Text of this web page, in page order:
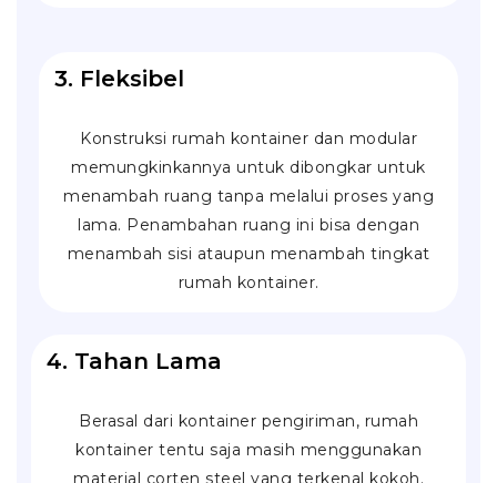
3. Fleksibel
Konstruksi rumah kontainer dan modular
memungkinkannya untuk dibongkar untuk
menambah ruang tanpa melalui proses yang
lama. Penambahan ruang ini bisa dengan
menambah sisi ataupun menambah tingkat
rumah kontainer.
4. Tahan Lama
Berasal dari kontainer pengiriman, rumah
kontainer tentu saja masih menggunakan
material corten steel yang terkenal kokoh.